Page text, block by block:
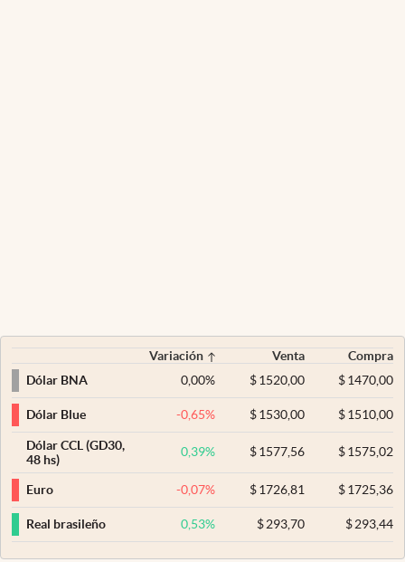
Variación Venta
Compra
Dólar BNA
0,00% $ 1520,00 $1470,00
Dólar Blue -0,65% $ 1530,00 $1510,00
Dólar CCL (GD30,
48 hs)
0,39% $ 1577,56 $1575,02
Euro -0,07% $ 1726,81 $1725,36
Real brasileño 0,53% $ 293,70 $293,44